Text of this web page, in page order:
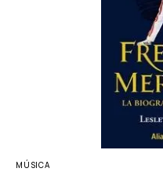
MÚSICA